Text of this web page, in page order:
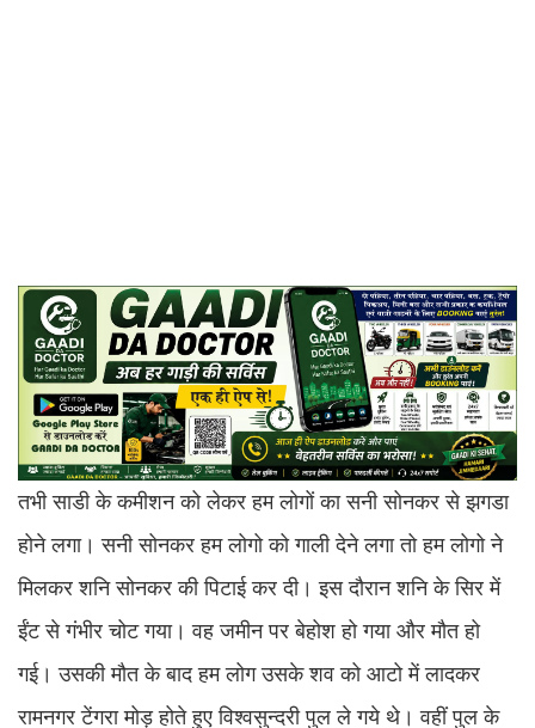
तभी साडी के कमीशन को लेकर हम लोगों का सनी सोनकर से झगडा
होने लगा। सनी सोनकर हम लोगो को गाली देने लगा तो हम लोगो ने
मिलकर शनि सोनकर की पिटाई कर दी। इस दौरान शनि के सिर में
ईंट से गंभीर चोट गया। वह जमीन पर बेहोश हो गया और मौत हो
गई। उसकी मौत के बाद हम लोग उसके शव को आटो में लादकर
रामनगर टेंगरा मोड़ होते हुए विश्वसुन्दरी पुल ले गये थे। वहीं पुल के